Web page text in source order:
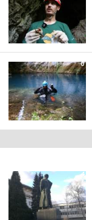
0
4